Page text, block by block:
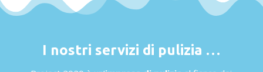
I nostri servizi di pulizia …